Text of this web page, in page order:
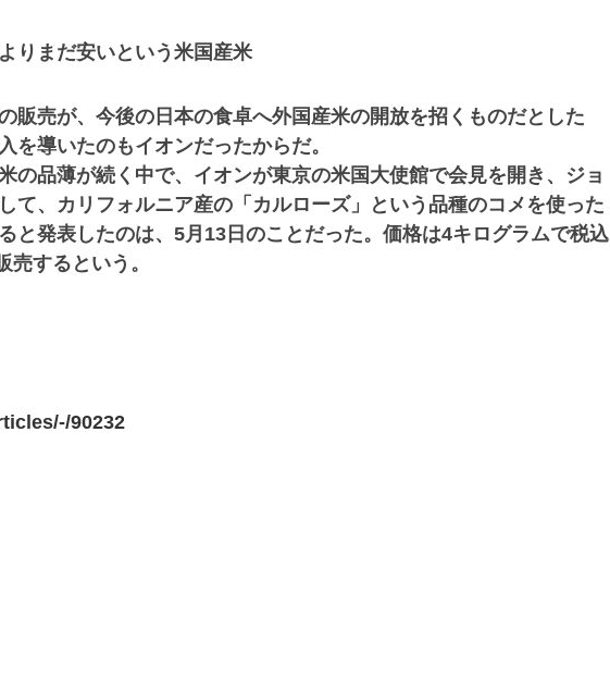
りまだ安いという米国産米
販売が、今後の日本の食卓へ外国産米の開放を招くものだとした
を導いたのもイオンだったからだ。
の品薄が続く中で、イオンが東京の米国大使館で会見を開き、ジョ
て、カリフォルニア産の「カルローズ」という品種のコメを使った
と発表したのは、5月13日のことだった。価格は4キログラムで税込
するという。
90232